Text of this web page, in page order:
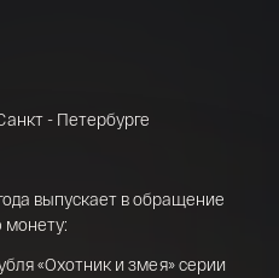
- Петербурге
выпускает в обращение
монету:
«Охотник и змея» серии